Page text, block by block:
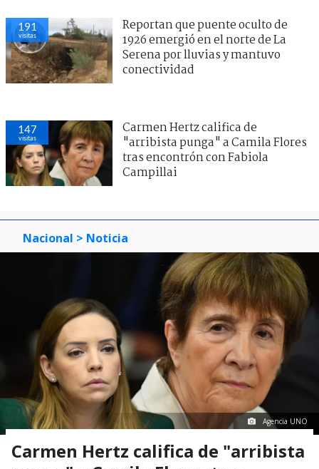
191
visitas
Reportan que puente oculto de
1926 emergió en el norte de La
Serena por lluvias y mantuvo
conectividad
147
visitas
Carmen Hertz califica de
"arribista punga" a Camila Flores
tras encontrón con Fabiola
Campillai
Nacional > Noticia
Agencia UNO
Carmen Hertz califica de "arribista